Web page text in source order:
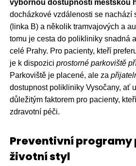
výbornou dostupností městskou
docházkové vzdálenosti se nachází
(linka B) a několik tramvajových a
tomu je cesta do polikliniky snadná
celé Prahy. Pro pacienty, kteří
je k dispozici prostorné parkoviště
Parkoviště je placené, ale za
dostupnost polikliniky Vysočany, ať
důležitým faktorem pro pacienty,
zdravotní péči.
Preventivní programy
životní styl